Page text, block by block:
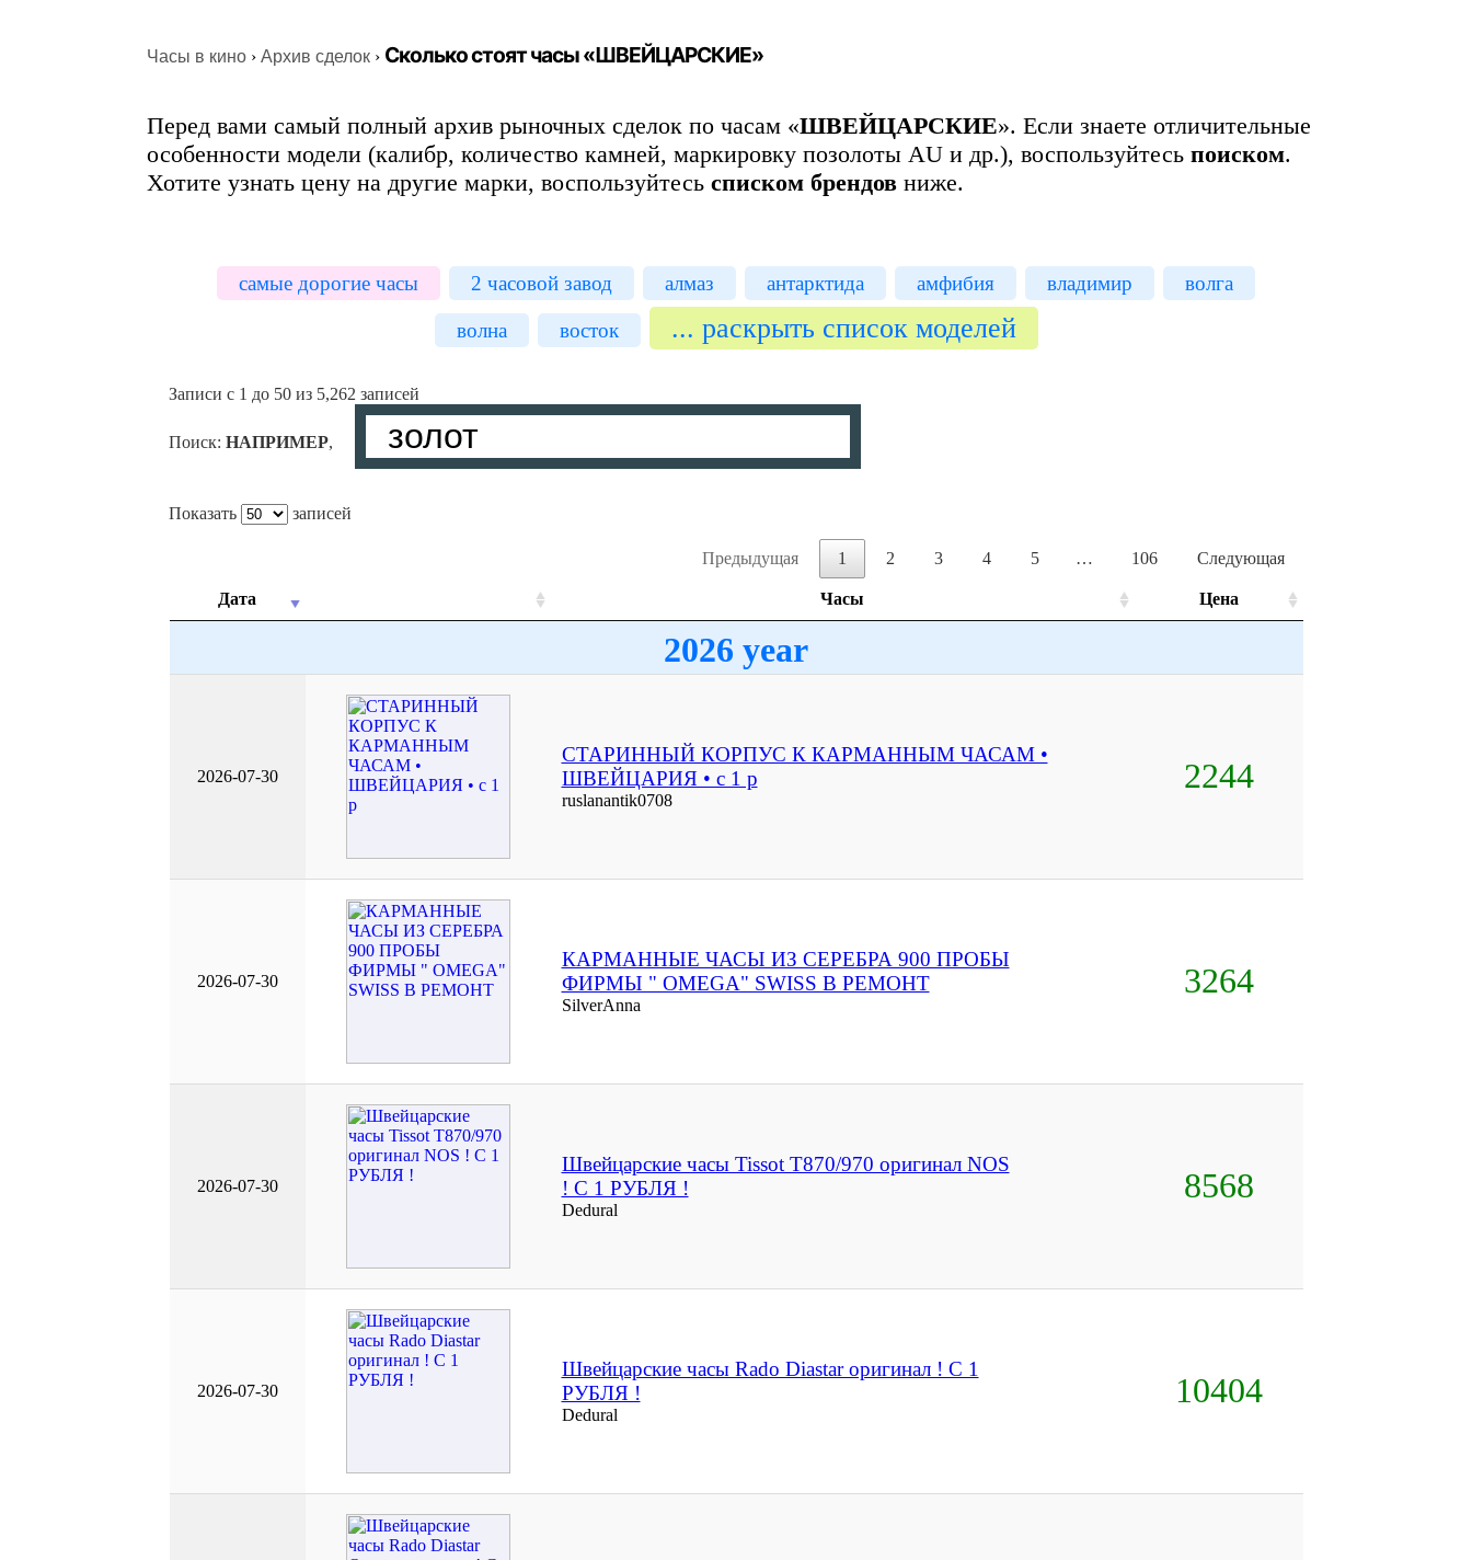
Часы в кино ›Архив сделок › Сколько стоят часы «ШВЕЙЦАРСКИЕ»
Перед вами самый полный архив рыночных сделок по часам «ШВЕЙЦАРСКИЕ». Если знаете отличительные
особенности модели (калибр, количество камней, маркировку позолоты AU и др.), воспользуйтесьпоиском.
Хотите узнать цену на другие марки, воспользуйтесьсписком брендов ниже.
самые дорогие часы 2 часовой завод алмаз антарктида амфибия владимир волга
волна восток ... раскрыть список моделей
Записи с 1 до 50 из 5,262 записей
Поиск:НАПРИМЕР,
Показать записей
Предыдущая 1 2 3 4 5 … 106 Следующая
Дата Часы Цена
2026 year
2026-07-30
СТАРИННЫЙ КОРПУС К КАРМАННЫМ ЧАСАМ •
ШВЕЙЦАРИЯ • с 1 р
ruslanantik0708
2244
2026-07-30
КАРМАННЫЕ ЧАСЫ ИЗ СЕРЕБРА 900 ПРОБЫ
ФИРМЫ " OMEGA" SWISS В РЕМОНТ
SilverAnna
3264
2026-07-30
Швейцарские часы Tissot T870/970 оригинал NOS
! С 1 РУБЛЯ !
Dedural
8568
2026-07-30
Швейцарские часы Rado Diastar оригинал ! С 1
РУБЛЯ !
Dedural
10404